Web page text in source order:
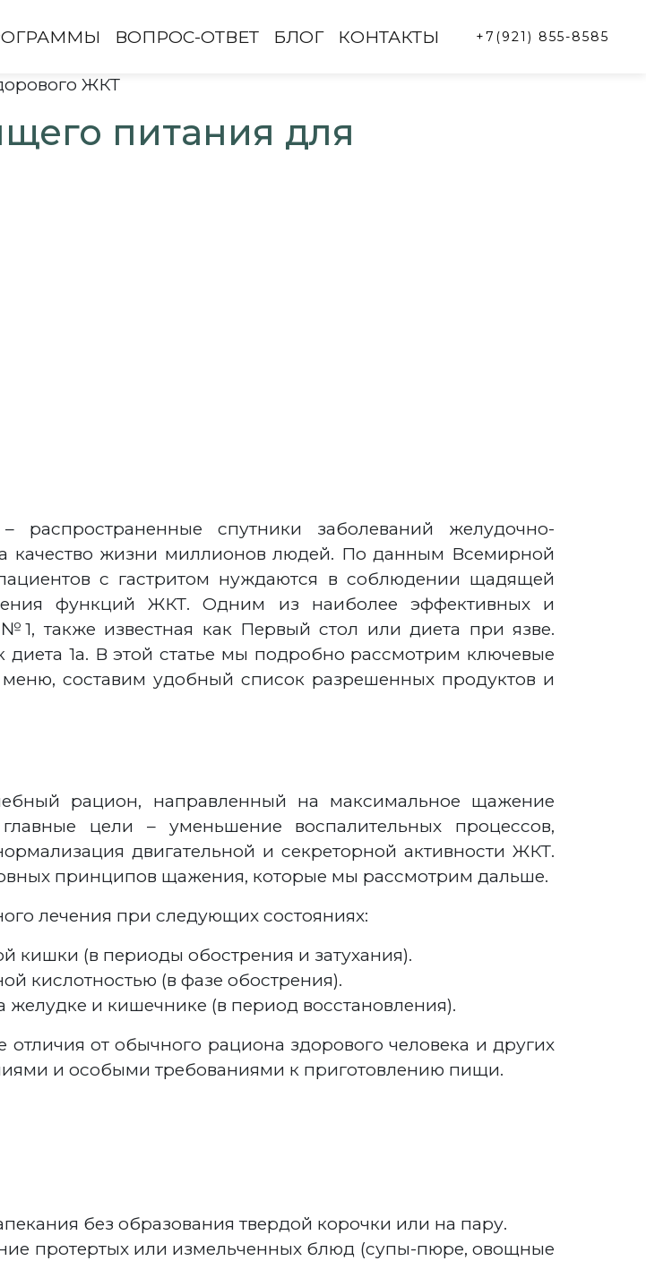
ВОПРОС-ОТВЕТ БЛОГ КОНТАКТЫ +7(921) 855-8585
ЖКТ
питания для
спутники заболеваний желудочно-
качество жизни миллионов людей. По данным Всемирной
с гастритом нуждаются в соблюдении щадящей
функций ЖКТ. Одним из наиболее эффективных и
также известная как Первый стол или диета при язве.
диета 1а. В этой статье мы подробно рассмотрим ключевые
составим удобный список разрешенных продуктов и
рацион, направленный на максимальное щажение
цели – уменьшение воспалительных процессов,
двигательной и секреторной активности ЖКТ.
принципов щажения, которые мы рассмотрим дальше.
лечения при следующих состояниях:
кишки (в периоды обострения и затухания).
кислотностью (в фазе обострения).
желудке и кишечнике (в период восстановления).
от обычного рациона здорового человека и других
и особыми требованиями к приготовлению пищи.
без образования твердой корочки или на пару.
протертых или измельченных блюд (супы-пюре, овощные